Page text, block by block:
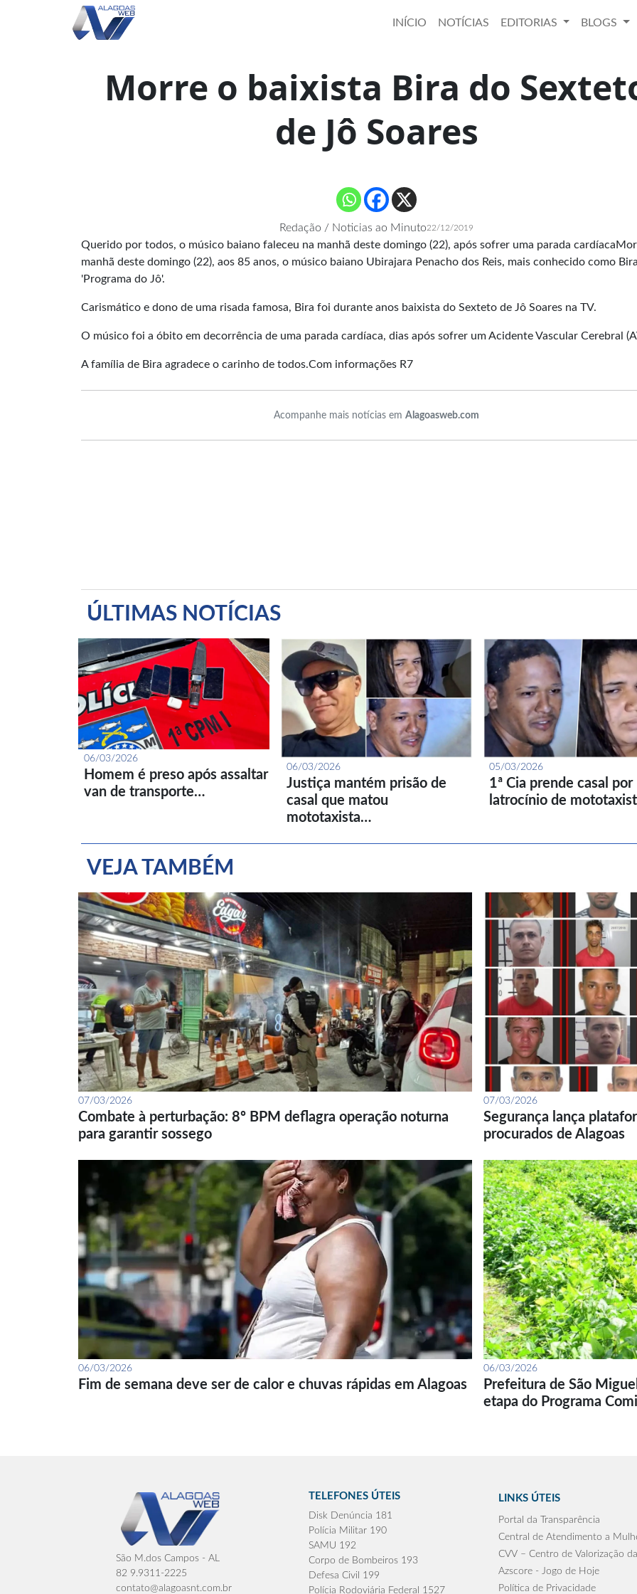
INÍCIO NOTÍCIAS EDITORIAS BLOGS
Morre o baixista Bira do
de Jô Soares
Redação / Noticias ao Minuto22/12/2019
Querido por todos, o músico baiano faleceu na manhã deste domingo (22), após sofrer uma parada cardíaca
manhã deste domingo (22), aos 85 anos, o músico baiano Ubirajara Penacho dos Reis, mais conhecido como
'Programa do Jô'.
Carismático e dono de uma risada famosa, Bira foi durante anos baixista do Sexteto de Jô Soares na TV.
O músico foi a óbito em decorrência de uma parada cardíaca, dias após sofrer um Acidente Vascular Cerebral
A família de Bira agradece o carinho de todos.Com informações R7
Acompanhe mais notícias em Alagoasweb.com
ÚLTIMAS NOTÍCIAS
06/03/2026
Homem é preso após assaltar
van de transporte…
06/03/2026
Justiça mantém prisão de
casal que matou
mototaxista…
05/03/2026
1ª Cia prende casal por
latrocínio de
VEJA TAMBÉM
07/03/2026
Combate à perturbação: 8º BPM deflagra operação noturna
para garantir sossego
07/03/2026
Segurança lança
procurados de Alagoas
06/03/2026
Fim de semana deve ser de calor e chuvas rápidas em Alagoas
06/03/2026
Prefeitura de São
etapa do Programa
São M.dos Campos - AL
82 9.9311-2225
contato@alagoasnt.com.br
TELEFONES ÚTEIS
Disk Denúncia 181
Polícia Militar 190
SAMU 192
Corpo de Bombeiros 193
Defesa Civil 199
Polícia Rodoviária Federal 1527
LINKS ÚTEIS
Portal da Transparência
Central de Atendimento a
CVV – Centro de Valorização
Azscore - Jogo de Hoje
Política de Privacidade